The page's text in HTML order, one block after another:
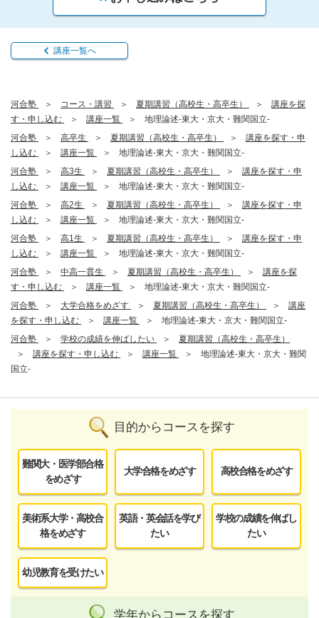
講座一覧へ
河合塾 コース・講習 夏期講習（高校生・高卒生）
講座を探
す・申し込む
講座一覧
地理論述-東大・京大・難関国立-
河合塾
高卒生 夏期講習（高校生・高卒生）
講座を探す・申
し込む
講座一覧
地理論述-東大・京大・難関国立-
河合塾
高3生 夏期講習（高校生・高卒生）
講座を探す・申
し込む
講座一覧
地理論述-東大・京大・難関国立-
河合塾
高2生 夏期講習（高校生・高卒生）
講座を探す・申
し込む
講座一覧
地理論述-東大・京大・難関国立-
河合塾
高1生 夏期講習（高校生・高卒生）
講座を探す・申
し込む
講座一覧
地理論述-東大・京大・難関国立-
河合塾
中高一貫生 夏期講習（高校生・高卒生）
講座を探
す・申し込む
講座一覧
地理論述-東大・京大・難関国立-
河合塾
大学合格をめざす 夏期講習（高校生・高卒生）
講座
を探す・申し込む
講座一覧
地理論述-東大・京大・難関国立-
河合塾
学校の成績を伸ばしたい
夏期講習（高校生・高卒生）
講座を探す・申し込む
講座一覧
地理論述-東大・京大・難関
国立-
目的からコースを探す
難関大・医学部合格
をめざす
大学合格をめざす 高校合格をめざす
美術系大学・高校合
格をめざす
英語・英会話を学び
たい
学校の成績を伸ばし
たい
幼児教育を受けたい
学年からコースを探す